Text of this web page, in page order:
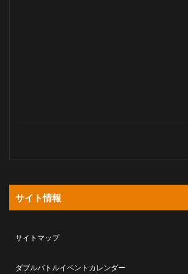
サイト情報
サイトマップ
ダブルバトルイベントカレンダー